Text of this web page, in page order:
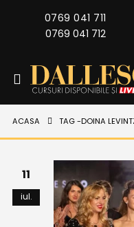
0769 041 711
0769 041 712
ACASA TAG -DOINA
11
iul.